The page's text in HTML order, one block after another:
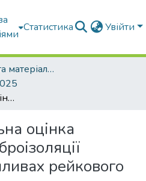
Статистика Увійти
Конференції та матеріали конференцій
Експериментальна оцінка ефективності віброізоляції будівель при впливах рейкового транспорту
оцінка
рейкового